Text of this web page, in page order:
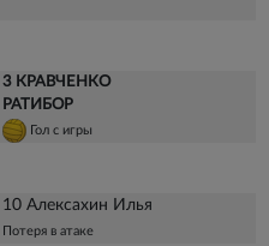
3 КРАВЧЕНКО
РАТИБОР
Гол с игры
10 Алексахин Илья
Потеря в атаке